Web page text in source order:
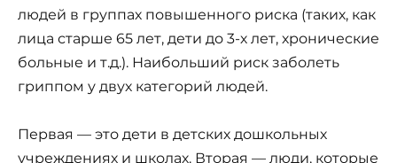
людей в группах повышенного риска (таких, как
лица старше 65 лет, дети до 3-х лет, хронические
больные и т.д.). Наибольший риск заболеть
гриппом у двух категорий людей.
Первая — это дети в детских дошкольных
учреждениях и школах. Вторая — люди, которые